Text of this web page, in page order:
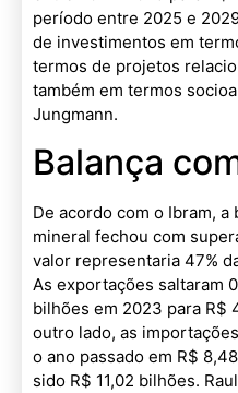
período entre 2025 e
de investimentos em
termos de projetos
também em termos
Jungmann.
Balança
De acordo com o Ibram,
mineral fechou com
valor representaria 47%
As exportações saltaram
bilhões em 2023 para R$
outro lado, as
o ano passado em R$
sido R$ 11,02 bilhões.